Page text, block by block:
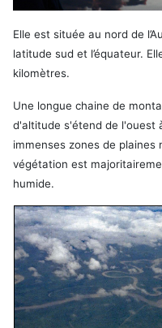
Elle est située au nord de
latitude sud et l’équateur.
kilomètres.
Une longue chaine de
d'altitude s'étend de l'ouest
immenses zones de plaines
végétation est
humide.